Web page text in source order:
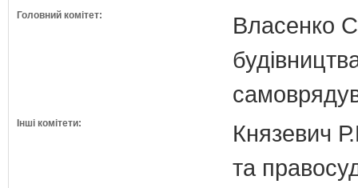
Головний комітет:
Власенко
Інші комітети:
Князевич
та